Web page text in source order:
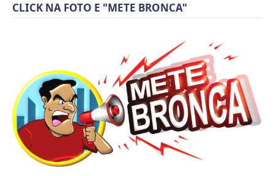
CLICK NA FOTO E "METE BRONCA"